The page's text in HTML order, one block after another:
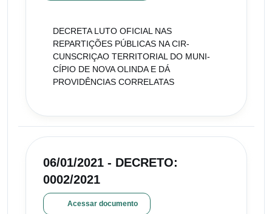
DECRETA LUTO OFICIAL NAS
REPARTIÇÕES PÚBLICAS NA CIR-
CUNSCRIÇAO TERRITORIAL DO MUNI-
CÍPIO DE NOVA OLINDA E DÁ
PROVIDÊNCIAS CORRELATAS
06/01/2021 - DECRETO:
0002/2021
Acessar documento